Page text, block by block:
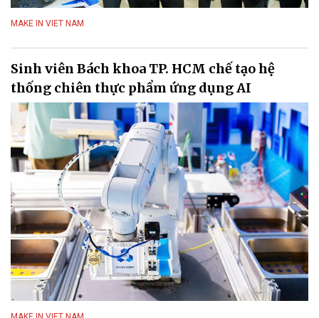
MAKE IN VIET NAM
Sinh viên Bách khoa TP. HCM chế tạo hệ
thống chiên thực phẩm ứng dụng AI